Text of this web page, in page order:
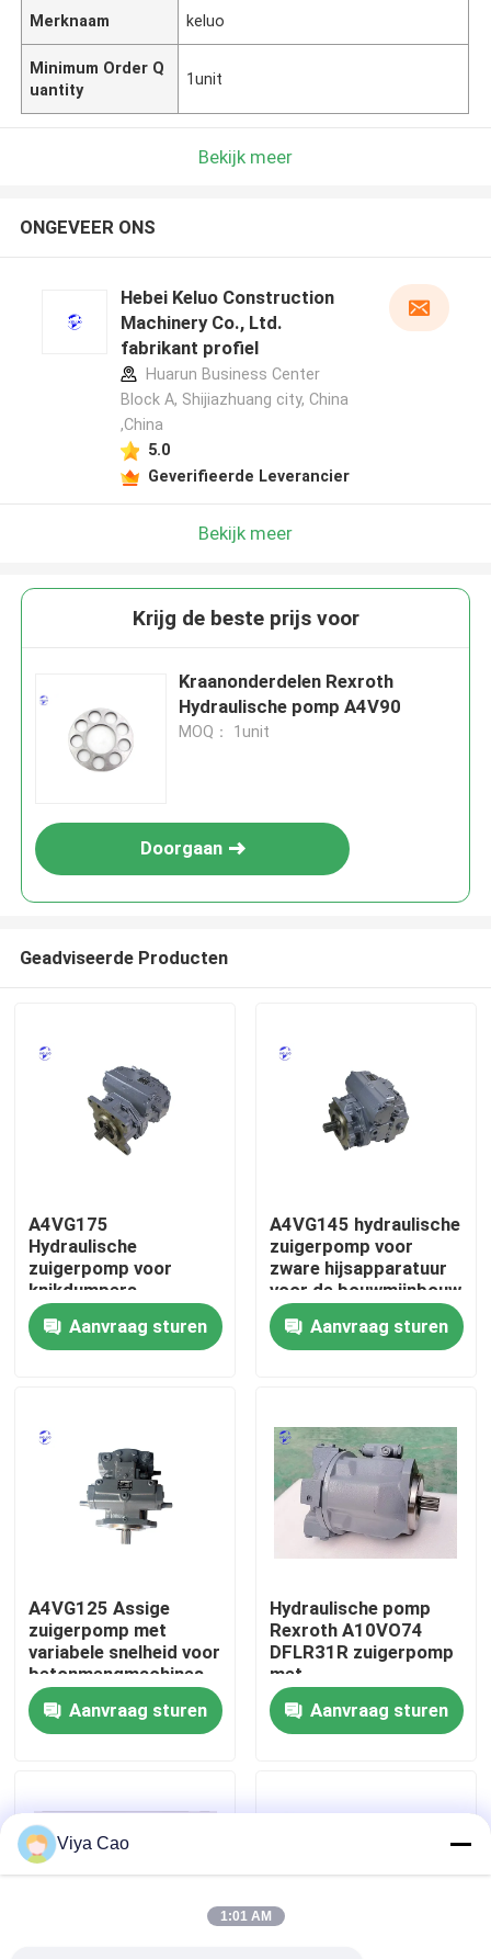
Thuis
Over ons
Fabrieksreis
Kwaliteitscontrole
Contacteer ons
Vraag een offerte aan
Deutzmotor
-Motor
Merknaam keluo
Minimum Order Q
uantity
1unit
Bekijk meer
ONGEVEER ONS
Hebei Keluo Construction
Machinery Co., Ltd.
fabrikant profiel
Huarun Business Center
Block A, Shijiazhuang city, China
,China
5.0
Geverifieerde Leverancier
Bekijk meer
Krijg de beste prijs voor
Kraanonderdelen Rexroth
Hydraulische pomp A4V90
MOQ： 1unit
Doorgaan
Geadviseerde Producten
A4VG175
Hydraulische
zuigerpomp voor
knikdumpers
Aanvraag sturen
A4VG145 hydraulische
zuigerpomp voor
zware hijsapparatuur
voor de bouwmijnbouw
Aanvraag sturen
A4VG125 Assige
zuigerpomp met
variabele snelheid voor
betonmengmachines
Aanvraag sturen
Hydraulische pomp
Rexroth A10VO74
DFLR31R zuigerpomp
met
Aanvraag sturen
Viya Cao
1:01 AM